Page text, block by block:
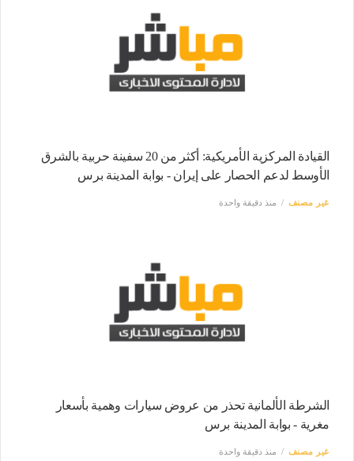
القيادة المركزية الأمريكية: أكثر من 20 سفينة حربية بالشرق
الأوسط لدعم الحصار على إيران - بوابة المدينة برس
غير مصنف منذ دقيقة واحدة
الشرطة الألمانية تحذر من عروض سيارات وهمية بأسعار
مغرية - بوابة المدينة برس
غير مصنف منذ دقيقة واحدة